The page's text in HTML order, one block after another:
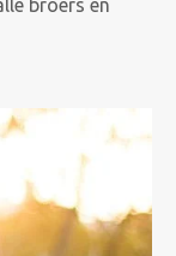
broers en